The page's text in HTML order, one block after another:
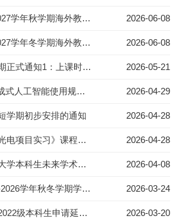
光电学院关于2026-2027学年秋学期海外教师主导全英文课程《数字相干光学系统：结构和算法》选课通知 2026-06-08
光电学院关于2026-2027学年冬学期海外教师主导全英文课程《硅光子学：技术与器件》选课通知 2026-06-08
2026年光电学院短学期正式通知1：上课时间、地点和课程安排的通知 2026-05-21
浙江大学教育教学生成式人工智能使用规范（试行） 2026-04-29
学期初步安排的通知 2026-04-28
关于2023级短学期《光电项目实习》课程选课说明 2026-04-28
关于开展2026年浙江大学本科生未来学术新星项目推荐工作的通知 2026-04-08
光电学院本科生2025-2026学年秋冬学期学业成绩排名公示 2026-03-24
光电学院关于2021、2022级本科生申请延长学制、结业的通知 2026-03-20